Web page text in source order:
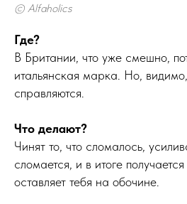
© Alfaholics
Где?
В Британии, что уже смешно,
итальянская марка. Но,
справляются.
Что делают?
Чинят то, что сломалось,
сломается, и в итоге
оставляет тебя на обочине.